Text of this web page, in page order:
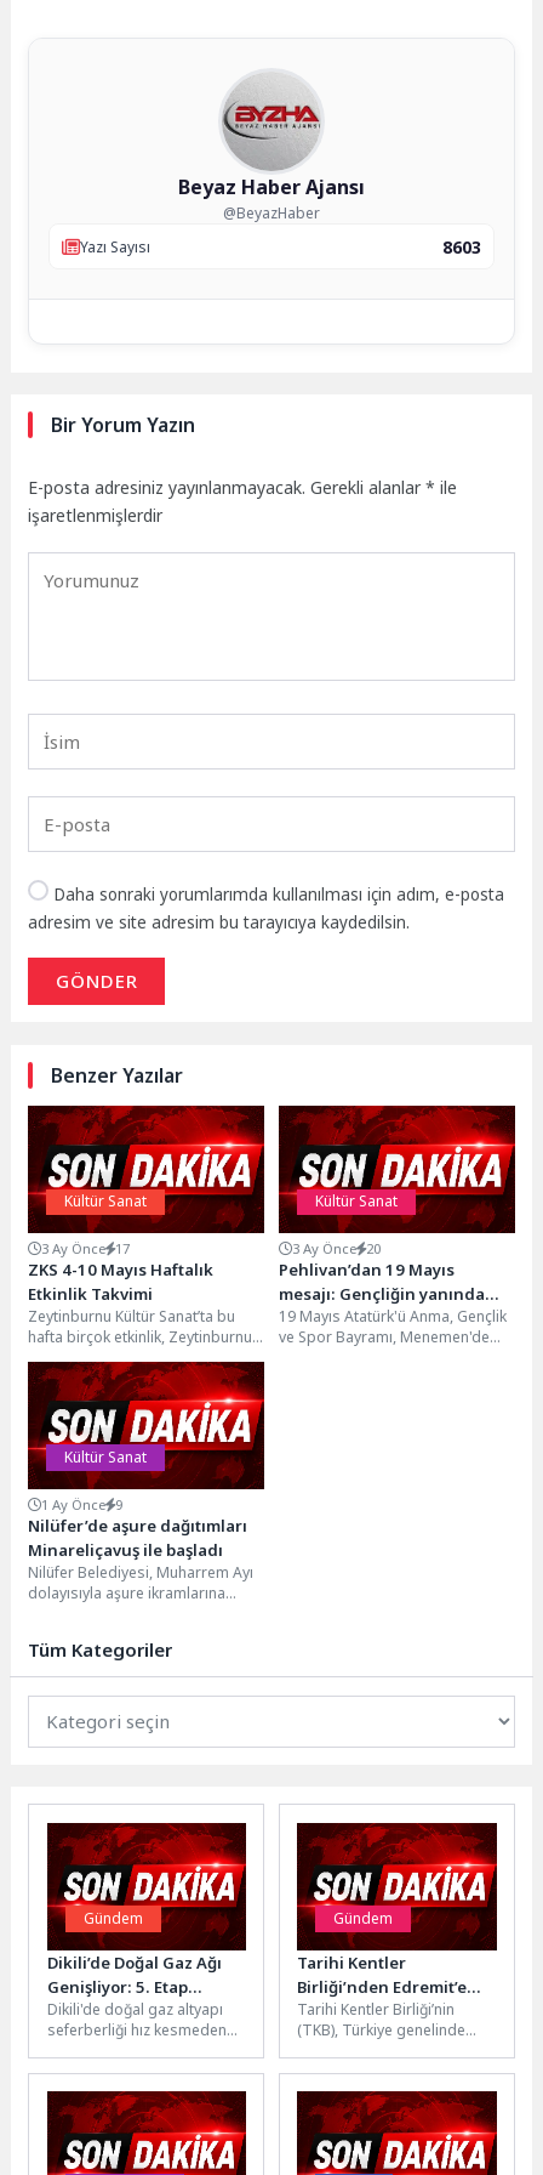
Beyaz Haber Ajansı
@BeyazHaber
Yazı Sayısı
8603
Bir Yorum Yazın
E-posta adresiniz yayınlanmayacak. Gerekli alanlar* ile
işaretlenmişlerdir
Daha sonraki yorumlarımda kullanılması için adım, e-posta
adresim ve site adresim bu tarayıcıya kaydedilsin.
GÖNDER
Benzer Yazılar
Kültür Sanat
3 Ay Önce 17
ZKS 4-10 Mayıs Haftalık
Etkinlik Takvimi
Zeytinburnu Kültür Sanat’ta bu
hafta birçok etkinlik, Zeytinburnu
Kültür Sanat’ta sanatseverleri
bekliyor. Zeytinburnu Kültür
Sanat;...
Kültür Sanat
3 Ay Önce 20
Pehlivan’dan 19 Mayıs
mesajı: Gençliğin yanında
olmak, geleceğe sahip
çıkmaktır
19 Mayıs Atatürk'ü Anma, Gençlik
ve Spor Bayramı, Menemen'de
Kültür Sanat
1 Ay Önce 9
Nilüfer’de aşure dağıtımları
Minareliçavuş ile başladı
Nilüfer Belediyesi, Muharrem Ayı
dolayısıyla aşure ikramlarına
Temmuz’a...
Tüm Kategoriler
Gündem
Dikili’de Doğal Gaz Ağı
Genişliyor: 5. Etap
Çalışmaları Hız
Kesmeden Başladı
Dikili'de doğal gaz altyapı
seferberliği hız kesmeden
Belediyesi ve İZMİRGAZ iş
birliğiyle...
Gündem
Tarihi Kentler
Birliği’nden Edremit’e
kültürel miras desteği
Tarihi Kentler Birliği’nin
(TKB), Türkiye genelinde
korunmasına yönelik
hazırlanan projeler için...